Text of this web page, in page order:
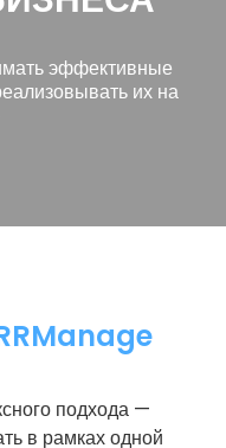
эффективные
их на
подхода —
в рамках одной